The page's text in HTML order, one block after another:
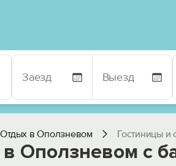
Отдых в Оползневом Гостиницы и
Оползневом с